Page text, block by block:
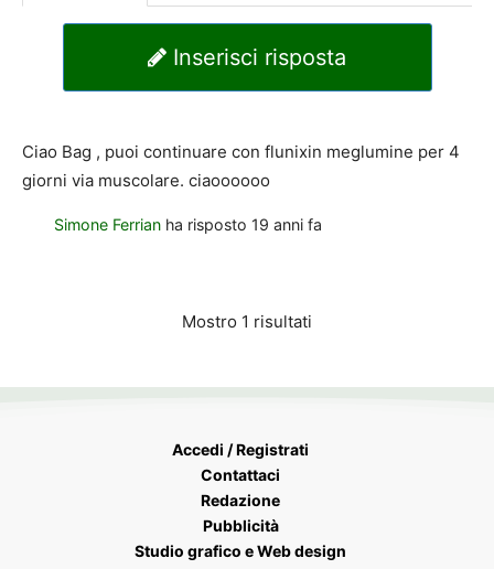
Inserisci risposta
Ciao Bag , puoi continuare con flunixin meglumine per 4
giorni via muscolare. ciaoooooo
Simone Ferrian ha risposto 19 anni fa
Mostro 1 risultati
Accedi / Registrati
Contattaci
Redazione
Pubblicità
Studio grafico e Web design